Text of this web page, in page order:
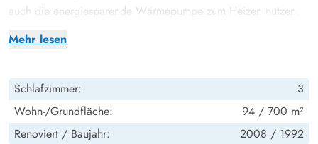
Mehr lesen
auch die energiesparende Wärmepumpe zum Heizen nutzen.
In der offenen und modern ausgestatteten Küche könnt ihr
machen euch den Alltag leicht. Das gepflegte Tageslichtbad
mit Fußbodenheizung bietet zusätzlichen Komfort und der
Whirlpool setzt das Extra für eure Erholung.
Schlafzimmer:
3
Wohn-/Grundfläche:
94 / 700 m²
Renoviert / Baujahr: 2008 / 1992